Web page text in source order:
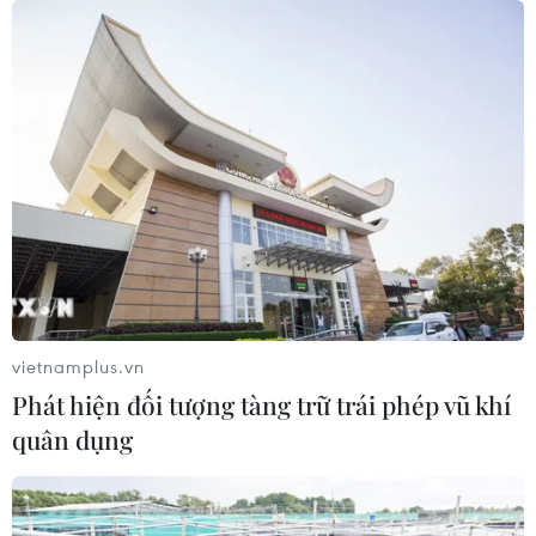
trợ 6 ngành công nghiệp chiến lược
07/08/2026 10:21
Trung Quốc hoàn thành bản đồ địa
chất mới của toàn bộ Mặt Trăng
07/08/2026 08:52
Australia đề cao hợp tác với Việt Nam
vì hòa bình, ổn định và thịnh vượng
07/08/2026 07:09
Cựu Đại sứ Australia: Tầm nhìn hợp
tác mới cho quan hệ Việt Nam-
vietnamplus.vn
Phát hiện đối tượng tàng trữ trái phép vũ khí
quân dụng